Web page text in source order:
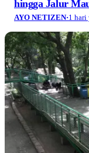
hingga Jalur
AYO NETIZEN·1 hari